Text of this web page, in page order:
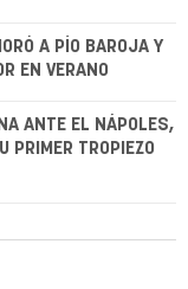
A PÍO BAROJA Y
EN VERANO
ANTE EL NÁPOLES,
PRIMER TROPIEZO